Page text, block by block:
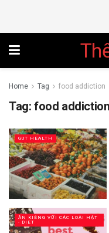
Home Tag food addiction
Tag: food addiction
GUT HEALTH
ĂN KIÊNG VỚI CÁC LOẠI HẠT
- DIET